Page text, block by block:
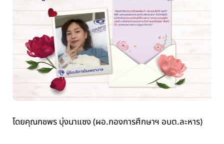
โดยคุณกชพร บุ่งนาแซง (ผอ.กองการศึกษาฯ อบต.ละหาร)